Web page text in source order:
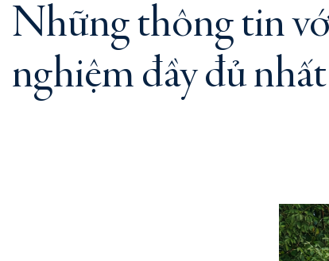
LÔ C1 ĐƯỜNG
Những thông tin
nghiệm đầy đủ nhất